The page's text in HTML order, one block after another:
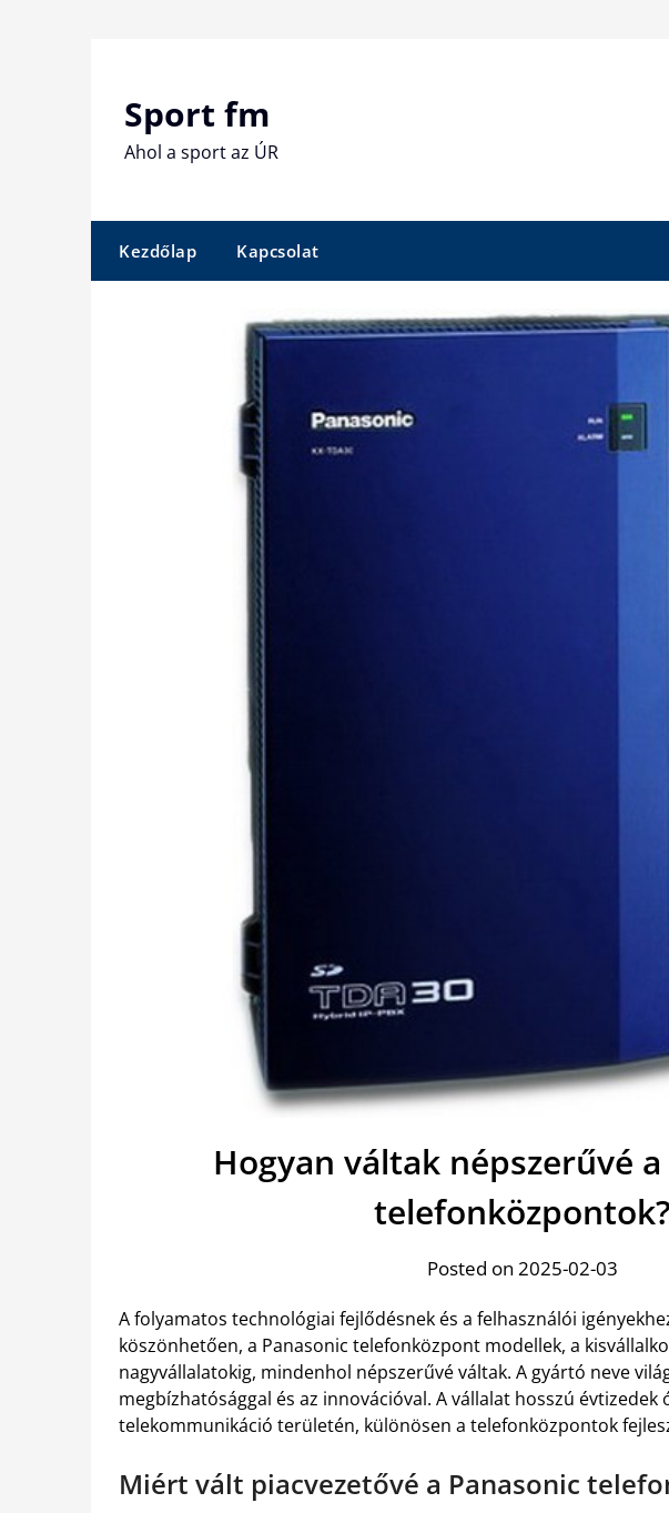
Sport fm
Ahol a sport az ÚR
Kezdőlap Kapcsolat
Hogyan váltak népszerűvé
telefonközpontok?
Posted on 2025-02-03
A folyamatos technológiai fejlődésnek és a felhasználói
köszönhetően, a Panasonic telefonközpont modellek, a
nagyvállalatokig, mindenhol népszerűvé váltak. A gyártó neve
megbízhatósággal és az innovációval. A vállalat hosszú évtizedek
telekommunikáció területén, különösen a telefonközpontok
Miért vált piacvezetővé a Panasonic